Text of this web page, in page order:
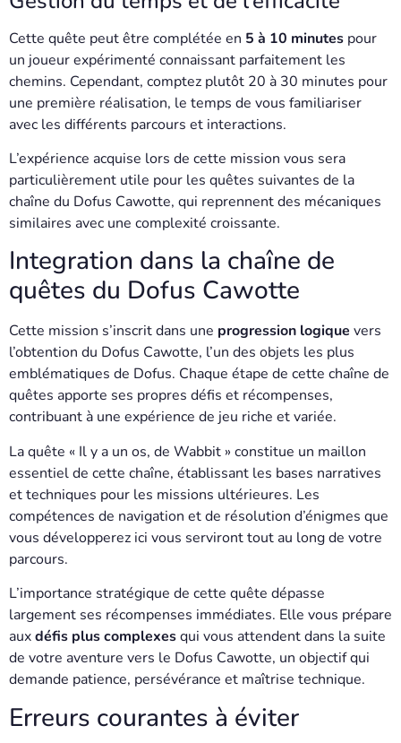
Cette quête peut être complétée en 5 à 10 minutes pour
un joueur expérimenté connaissant parfaitement les
chemins. Cependant, comptez plutôt 20 à 30 minutes pour
une première réalisation, le temps de vous familiariser
avec les différents parcours et interactions.
L’expérience acquise lors de cette mission vous sera
particulièrement utile pour les quêtes suivantes de la
chaîne du Dofus Cawotte, qui reprennent des mécaniques
similaires avec une complexité croissante.
Integration dans la chaîne de
quêtes du Dofus Cawotte
Cette mission s’inscrit dans une progression logique vers
l’obtention du Dofus Cawotte, l’un des objets les plus
emblématiques de Dofus. Chaque étape de cette chaîne de
quêtes apporte ses propres défis et récompenses,
contribuant à une expérience de jeu riche et variée.
La quête « Il y a un os, de Wabbit » constitue un maillon
essentiel de cette chaîne, établissant les bases narratives
et techniques pour les missions ultérieures. Les
compétences de navigation et de résolution d’énigmes que
vous développerez ici vous serviront tout au long de votre
parcours.
L’importance stratégique de cette quête dépasse
largement ses récompenses immédiates. Elle vous prépare
auxdéfis plus complexesqui vous attendent dans la suite
de votre aventure vers le Dofus Cawotte, un objectif qui
demande patience, persévérance et maîtrise technique.
Erreurs courantes à éviter